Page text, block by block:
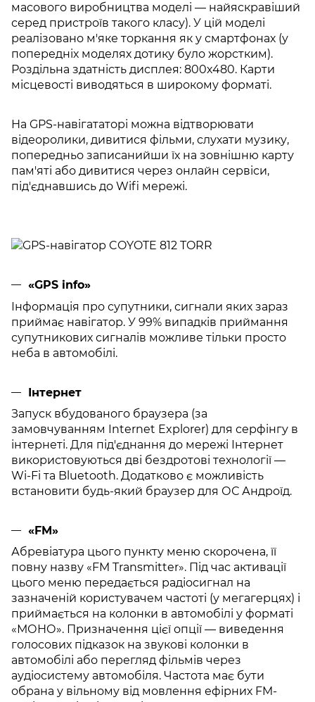
масового виробництва моделі — найяскравіший
серед пристроїв такого класу). У цій моделі
реалізовано м'яке торкання як у смартфонах (у
попередніх моделях дотику було жорстким).
Роздільна здатність дисплея: 800х480. Карти
місцевості виводяться в широкому форматі.
На GPS-навігататорі можна відтворювати
відеоролики, дивитися фільми, слухати музику,
попередньо записанийши їх на зовнішню карту
пам'яті або дивитися через онлайн сервіси,
під'єднавшись до Wifi мережі.
«GPS info»
Інформація про супутники, сигнали яких зараз
приймає навігатор. У 99% випадків приймання
супутникових сигналів можливе тільки просто
неба в автомобілі.
Інтернет
Запуск вбудованого браузера (за
замовчуванням Internet Explorer) для серфінгу в
інтернеті. Для під'єднання до мережі Інтернет
використовуються дві бездротові технології —
Wi-Fi та Bluetooth. Додатково є можливість
встановити будь-який браузер для ОС Андроїд.
«FM»
Абревіатура цього пункту меню скорочена, її
повну назву «FM Transmitter». Під час активації
цього меню передається радіосигнал на
зазначеній користувачем частоті (у мегагерцях) і
приймається на колонки в автомобілі у форматі
«МОНО». Призначення цієї опції — виведення
голосових підказок на звукові колонки в
автомобілі або перегляд фільмів через
аудіосистему автомобіля. Частота має бути
обрана у вільному від мовлення ефірних FM-